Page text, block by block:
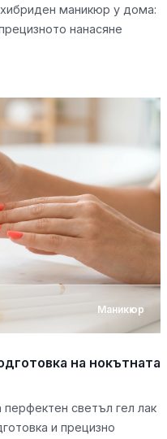
маникюр у дома:
нанасяне
Маникюр
на нокътната
перфектен светъл гел лак
и прецизно